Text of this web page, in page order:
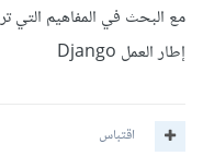
مع البحث في المفاهيم التي
إطار العمل Django
اقتباس